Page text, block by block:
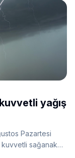
için çalışmaya
yağış
Pazartesi
sağanak